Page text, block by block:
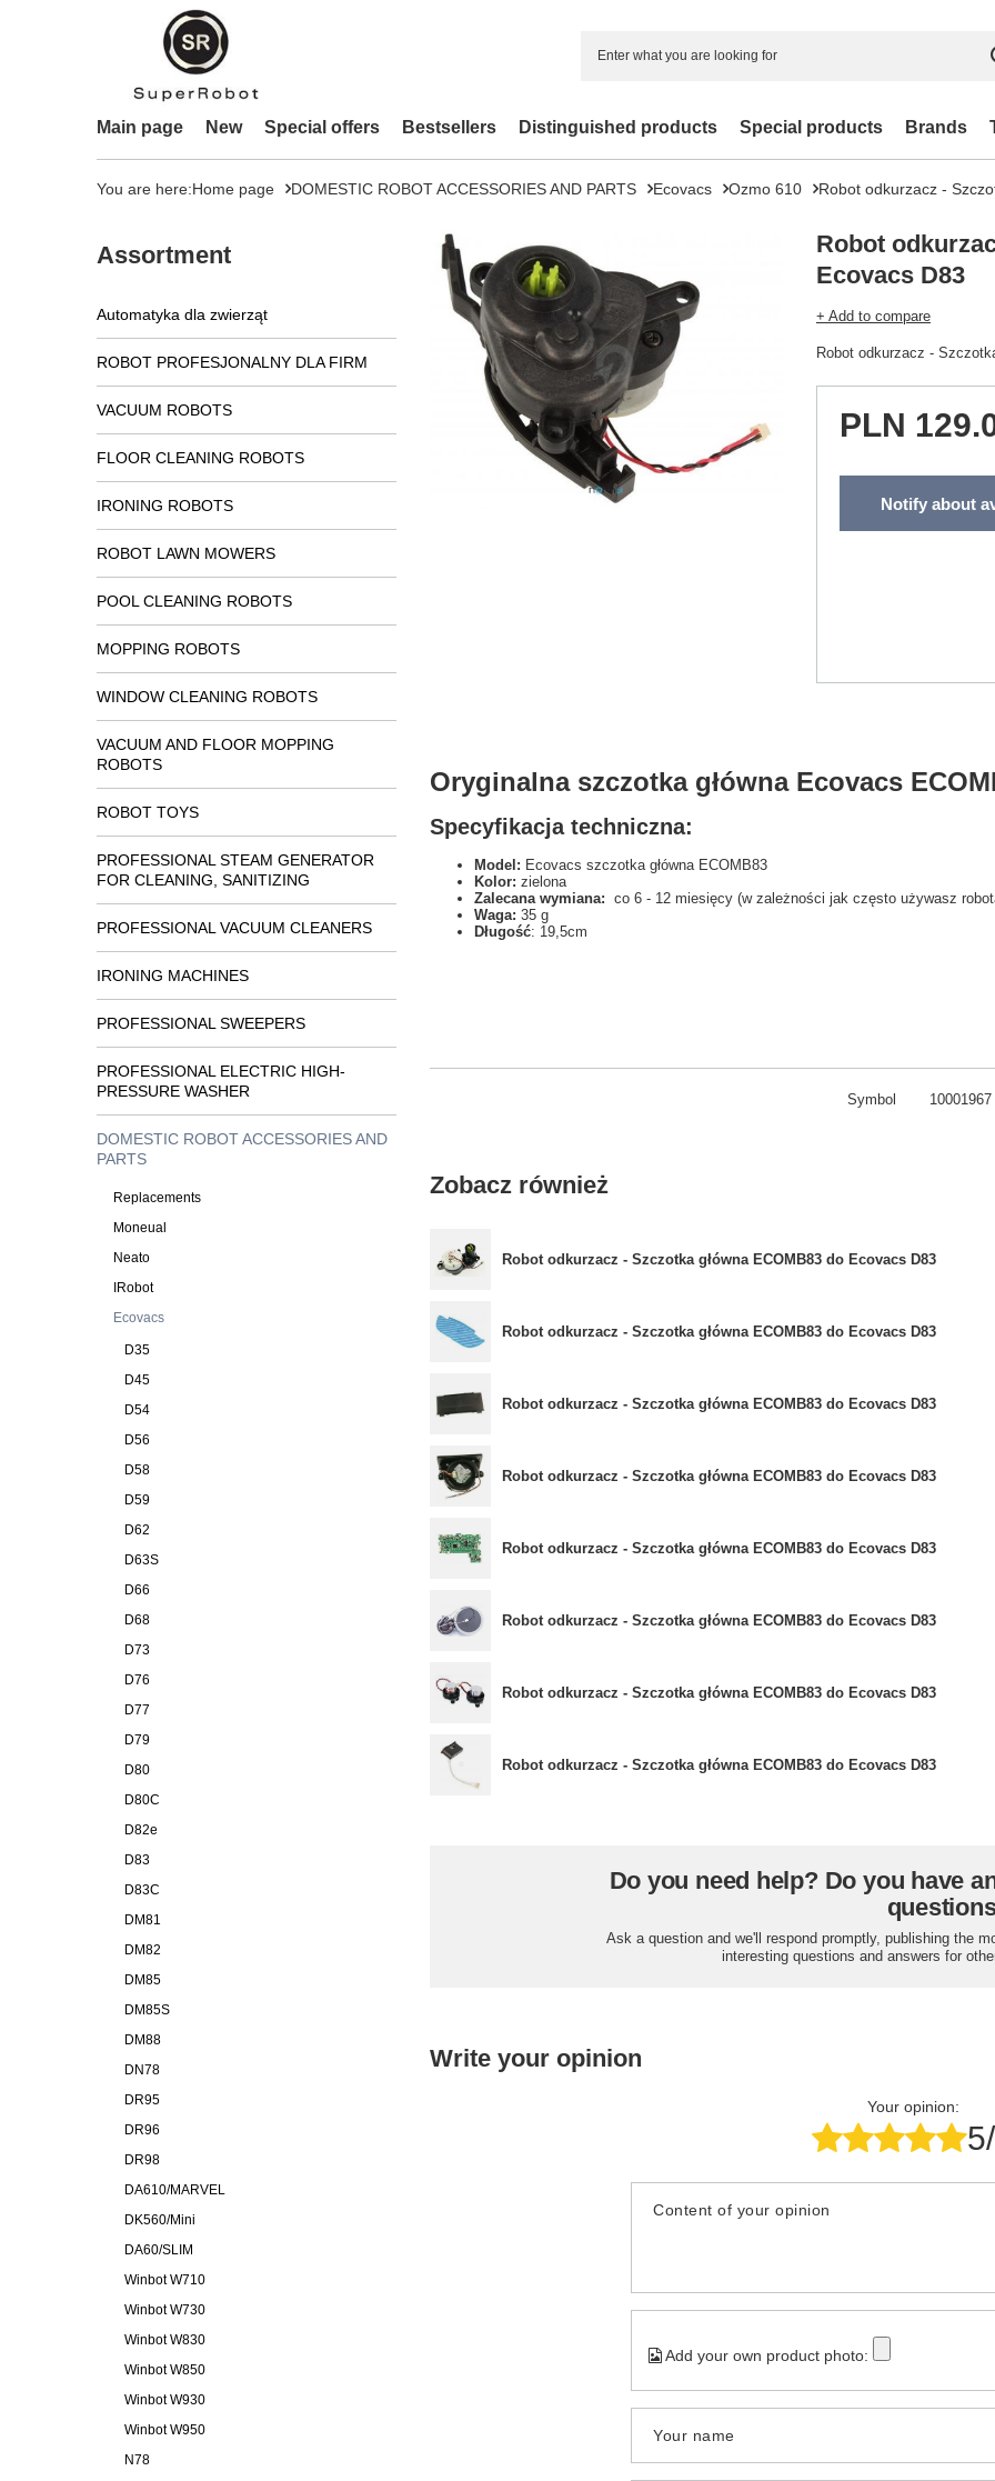
Main page New Special offers Bestsellers Distinguished products Special products Brands
You are here:Home page DOMESTIC ROBOT ACCESSORIES AND PARTS Ecovacs Ozmo 610 Robot odkurzacz -
Assortment
Automatyka dla zwierząt
ROBOT PROFESJONALNY DLA FIRM
VACUUM ROBOTS
FLOOR CLEANING ROBOTS
IRONING ROBOTS
ROBOT LAWN MOWERS
POOL CLEANING ROBOTS
MOPPING ROBOTS
WINDOW CLEANING ROBOTS
VACUUM AND FLOOR MOPPING
ROBOTS
ROBOT TOYS
PROFESSIONAL STEAM GENERATOR
FOR CLEANING, SANITIZING
PROFESSIONAL VACUUM CLEANERS
IRONING MACHINES
PROFESSIONAL SWEEPERS
PROFESSIONAL ELECTRIC HIGH-
PRESSURE WASHER
DOMESTIC ROBOT ACCESSORIES AND
PARTS
Replacements
Moneual
Neato
IRobot
Ecovacs
D35
D45
D54
D56
D58
D59
D62
D63S
D66
D68
D73
D76
D77
D79
D80
D80C
D82e
D83
D83C
DM81
DM82
DM85
DM85S
DM88
DN78
DR95
DR96
DR98
DA610/MARVEL
DK560/Mini
DA60/SLIM
Winbot W710
Winbot W730
Winbot W830
Winbot W850
Winbot W930
Winbot W950
N78
Robot
Ecovacs D83
+ Add to compare
Robot odkurzacz -
PLN
Notify about
Oryginalna szczotka główna Ecovacs
Specyfikacja techniczna:
Model: Ecovacs szczotka główna ECOMB83
Kolor: zielona
Zalecana wymiana: co 6 - 12 miesięcy (w zależności jak często używasz
Waga: 35 g
Długość: 19,5cm
Symbol 10001967
Zobacz również
Robot odkurzacz - Szczotka główna ECOMB83 do Ecovacs D83
Robot odkurzacz - Szczotka główna ECOMB83 do Ecovacs D83
Robot odkurzacz - Szczotka główna ECOMB83 do Ecovacs D83
Robot odkurzacz - Szczotka główna ECOMB83 do Ecovacs D83
Robot odkurzacz - Szczotka główna ECOMB83 do Ecovacs D83
Robot odkurzacz - Szczotka główna ECOMB83 do Ecovacs D83
Robot odkurzacz - Szczotka główna ECOMB83 do Ecovacs D83
Robot odkurzacz - Szczotka główna ECOMB83 do Ecovacs D83
Do you need help? Do you have
Ask a question and we'll respond promptly, publishing the
interesting questions and answers for
Write your opinion
Your opinion:
Content of your opinion
Add your own product photo:
Your name